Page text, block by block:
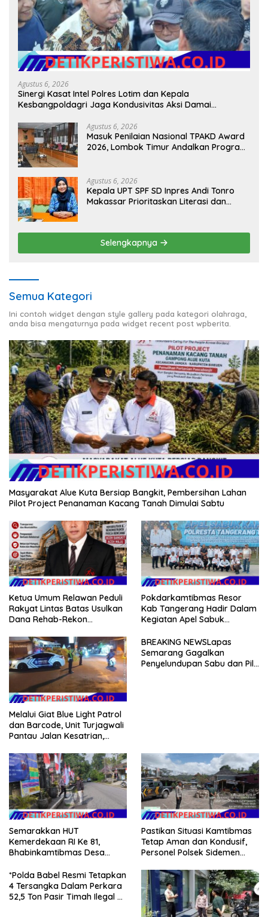
Agustus 6, 2026
Sinergi Kasat Intel Polres Lotim dan Kepala
Kesbangpoldagri Jaga Kondusivitas Aksi Damai
Agustus 6, 2026
Masuk Penilaian Nasional TPAKD Award
2026, Lombok Timur Andalkan Program
Agustus 6, 2026
Kepala UPT SPF SD Inpres Andi Tonro
Makassar Prioritaskan Literasi dan
Selengkapnya
Semua Kategori
Ini contoh widget dengan style gallery pada kategori olahraga,
anda bisa mengaturnya pada widget recent post wpberita.
Masyarakat Alue Kuta Bersiap Bangkit, Pembersihan Lahan
Pilot Project Penanaman Kacang Tanah Dimulai Sabtu
Ketua Umum Relawan Peduli
Rakyat Lintas Batas Usulkan
Dana Rehab-Rekon
Dikelola Langsung
Pemerintah Pusat
Pokdarkamtibmas Resor
Kab Tangerang Hadir Dalam
Kegiatan Apel Sabuk
Tangerang Tahun 2026
Melalui Giat Blue Light Patrol
dan Barcode, Unit Turjagwali
Pantau Jalan Kesatrian,
BREAKING NEWSLapas
Semarang Gagalkan
Penyelundupan Sabu dan Pil
Semarakkan HUT
Kemerdekaan RI Ke 81,
Bhabinkamtibmas Desa
Warganya Kibarkan Bendera
Merah Putih
Pastikan Situasi Kamtibmas
Tetap Aman dan Kondusif,
Personel Polsek Sidemen
*Polda Babel Resmi Tetapkan
4 Tersangka Dalam Perkara
52,5 Ton Pasir Timah Ilegal Di